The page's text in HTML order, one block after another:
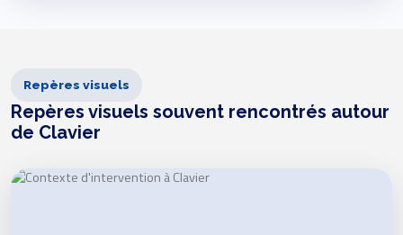
Repères visuels
Repères visuels souvent rencontrés autour
de Clavier